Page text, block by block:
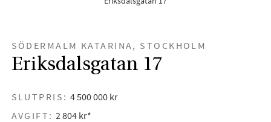
SÖDERMALM KATARINA, STOCKHOLM
Eriksdalsgatan 17
SLUTPRIS: 4 500 000 kr
AVGIFT: 2 804 kr*